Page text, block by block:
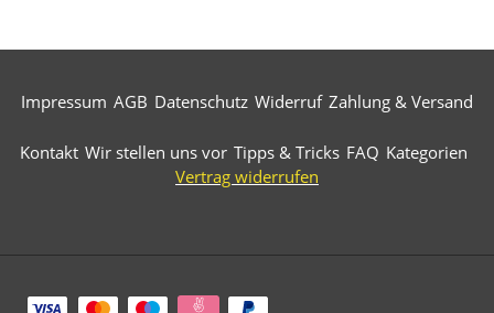
Impressum AGB Datenschutz Widerruf Zahlung & Versand
Kontakt Wir stellen uns vor Tipps & Tricks FAQ Kategorien
Vertrag widerrufen
Zahlungsarten